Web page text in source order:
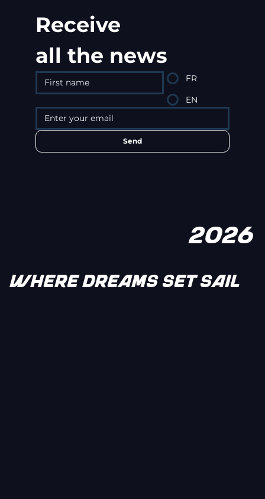
WHERE DREAMS SET SAIL
Receive
all the news
FR
EN
Send
2026